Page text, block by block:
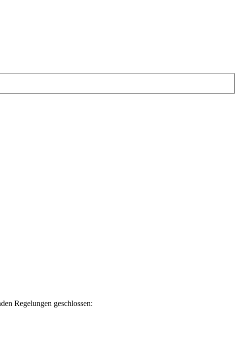
Regelungen geschlossen: